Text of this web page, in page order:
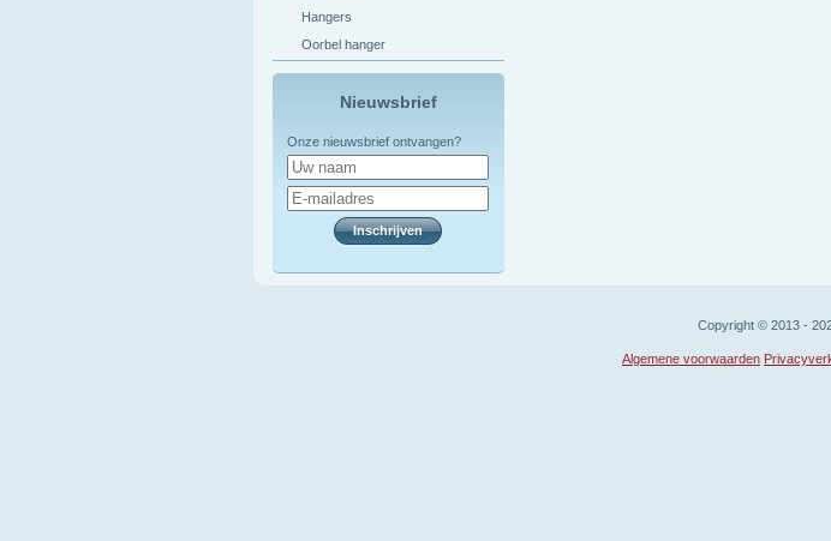
Hangers
Oorbel hanger
Nieuwsbrief
Onze nieuwsbrief ontvangen?
Inschrijven
Copyright © 2013 -
Algemene voorwaarden